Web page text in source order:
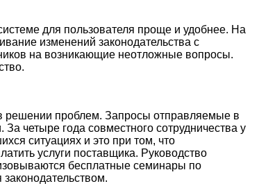
для пользователя проще и удобнее. На
изменений законодательства с
на возникающие неотложные вопросы.
решении проблем. Запросы отправляемые в
четыре года совместного сотрудничества у
ситуациях и это при том, что
услуги поставщика. Руководство
бесплатные семинары по